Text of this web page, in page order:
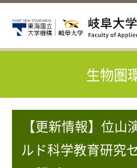
生物圏
【更新情報】位
ルド科学教育研究